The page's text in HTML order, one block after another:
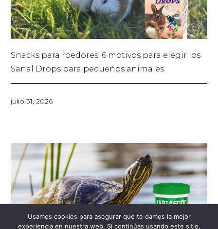
Snacks para roedores: 6 motivos para elegir los
Sanal Drops para pequeños animales
julio 31, 2026
Usamos cookies para asegurar que te damos la mejor
experiencia en nuestra web. Si continúas usando este sitio,